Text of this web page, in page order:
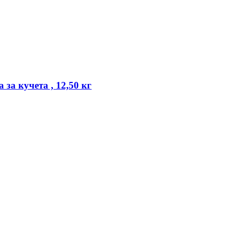
кучета , 12,50 кг